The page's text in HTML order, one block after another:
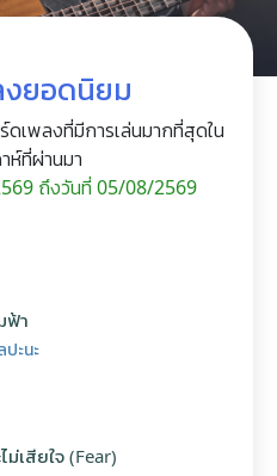
ยอดนิยม
เพลงที่มีการเล่นมากที่สุดใน
ห์ที่ผ่านมา
ถึงวันที่ 05/08/2569
ฟ้า
ปะนะ
ม่เสียใจ (Fear)